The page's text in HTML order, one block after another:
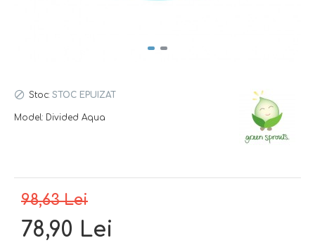
98,63 Lei
78,90 Lei
Stoc: STOC EPUIZAT
Model: Divided Aqua